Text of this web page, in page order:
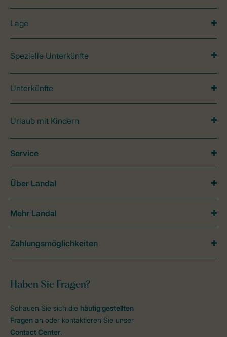
Lage
Spezielle Unterkünfte
Unterkünfte
Urlaub mit Kindern
Haben Sie Fragen?
Schauen Sie sich die häufig gestellten
Fragen an oder kontaktieren Sie unser
Contact Center.
Service
Über Landal
Mehr Landal
Zahlungsmöglichkeiten